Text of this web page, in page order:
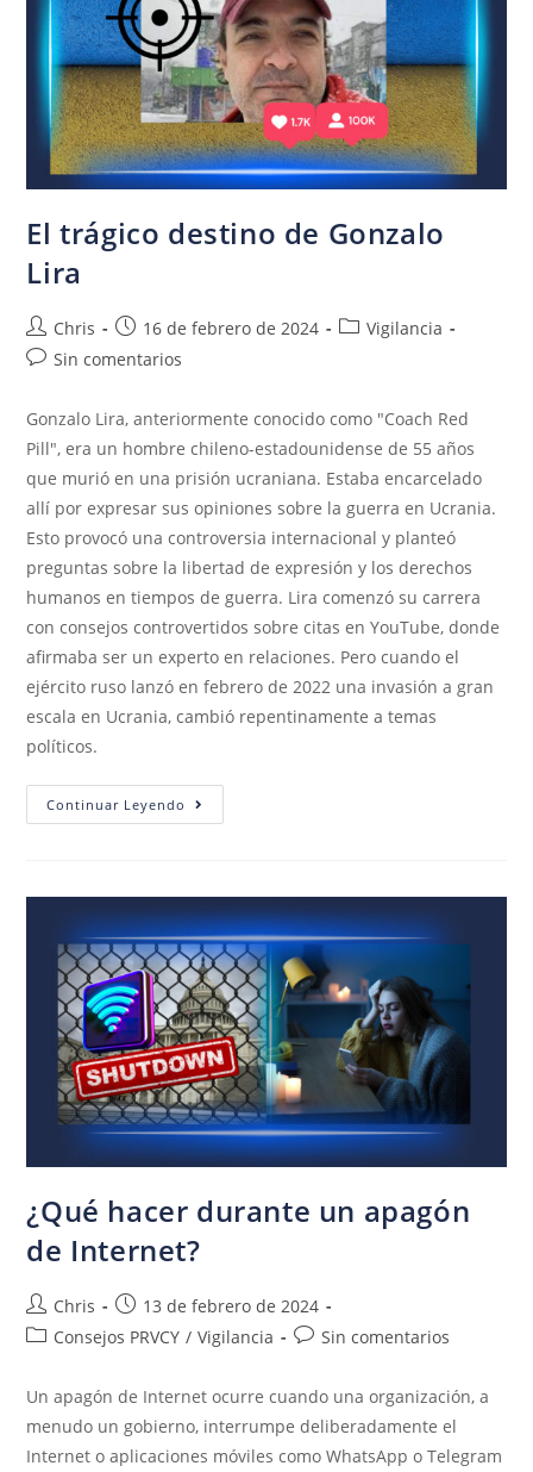
El trágico destino de Gonzalo
Lira
Chris 16 de febrero de 2024
Vigilancia
Sin comentarios
Gonzalo Lira, anteriormente conocido como "Coach Red
Pill", era un hombre chileno-estadounidense de 55 años
que murió en una prisión ucraniana. Estaba encarcelado
allí por expresar sus opiniones sobre la guerra en Ucrania.
Esto provocó una controversia internacional y planteó
preguntas sobre la libertad de expresión y los derechos
humanos en tiempos de guerra. Lira comenzó su carrera
con consejos controvertidos sobre citas en YouTube, donde
afirmaba ser un experto en relaciones. Pero cuando el
ejército ruso lanzó en febrero de 2022 una invasión a gran
escala en Ucrania, cambió repentinamente a temas
políticos.
Continuar Leyendo
¿Qué hacer durante un apagón
de Internet?
Chris
13 de febrero de 2024
Consejos PRVCY / Vigilancia Sin comentarios
Un apagón de Internet ocurre cuando una organización, a
menudo un gobierno, interrumpe deliberadamente el
Internet o aplicaciones móviles como WhatsApp o Telegram